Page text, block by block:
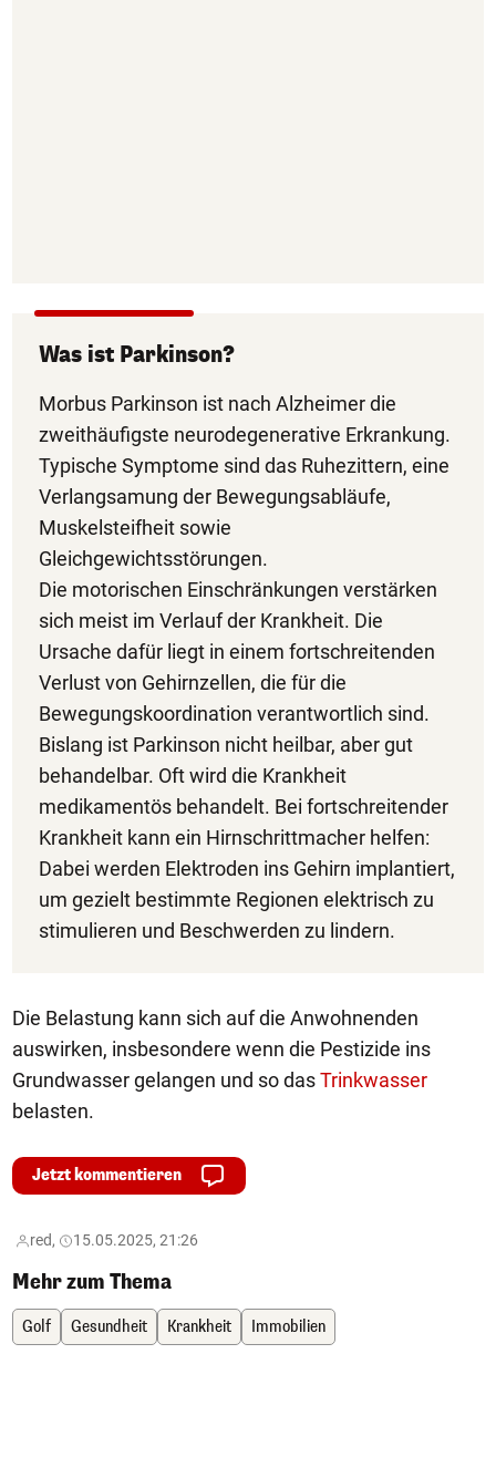
Was ist Parkinson?
Morbus Parkinson ist nach Alzheimer die
zweithäufigste neurodegenerative Erkrankung.
Typische Symptome sind das Ruhezittern, eine
Verlangsamung der Bewegungsabläufe,
Muskelsteifheit sowie
Gleichgewichtsstörungen.
Die motorischen Einschränkungen verstärken
sich meist im Verlauf der Krankheit. Die
Ursache dafür liegt in einem fortschreitenden
Verlust von Gehirnzellen, die für die
Bewegungskoordination verantwortlich sind.
Bislang ist Parkinson nicht heilbar, aber gut
behandelbar. Oft wird die Krankheit
medikamentös behandelt. Bei fortschreitender
Krankheit kann ein Hirnschrittmacher helfen:
Dabei werden Elektroden ins Gehirn implantiert,
um gezielt bestimmte Regionen elektrisch zu
stimulieren und Beschwerden zu lindern.
Die Belastung kann sich auf die Anwohnenden
auswirken, insbesondere wenn die Pestizide ins
Grundwasser gelangen und so dasTrinkwasser
belasten.
Jetzt kommentieren
red, 15.05.2025, 21:26
Mehr zum Thema
Golf Gesundheit Krankheit Immobilien